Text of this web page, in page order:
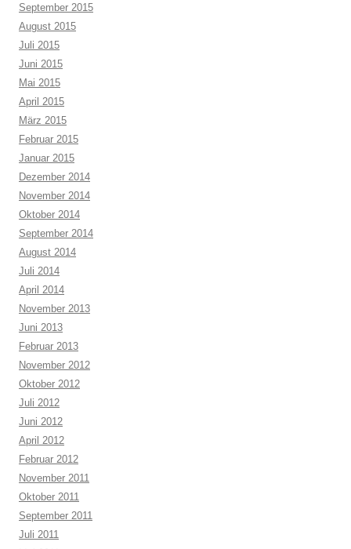
September 2015
August 2015
Juli 2015
Juni 2015
Mai 2015
April 2015
März 2015
Februar 2015
Januar 2015
Dezember 2014
November 2014
Oktober 2014
September 2014
August 2014
Juli 2014
April 2014
November 2013
Juni 2013
Februar 2013
November 2012
Oktober 2012
Juli 2012
Juni 2012
April 2012
Februar 2012
November 2011
Oktober 2011
September 2011
Juli 2011